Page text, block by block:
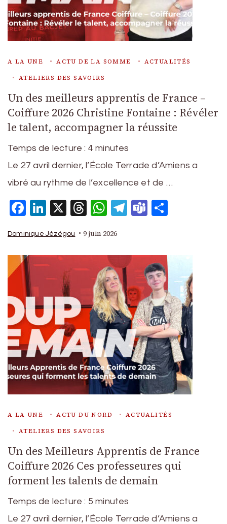
A LA UNE ACTU DE LA SOMME
ACTUALITÉS
ATELIERS DES SAVOIRS
Un des meilleurs apprentis de France –
Coiffure 2026 Christine Fontaine : Révéler
le talent, accompagner la réussite
Temps de lecture : 4 minutes
Le 27 avril dernier, l’École Terrade d’Amiens a
vibré au rythme de l’excellence et de …
Facebook
LinkedIn
X Threads
WhatsApp
Telegram
Teams
Dominique Jézégou 9 juin 2026
A LA UNE ACTU DU NORD
ACTUALITÉS
ATELIERS DES SAVOIRS
Un des Meilleurs Apprentis de France
Coiffure 2026 Ces professeures qui
forment les talents de demain
Temps de lecture : 5 minutes
Le 27 avril dernier, l’École Terrade d’Amiens a